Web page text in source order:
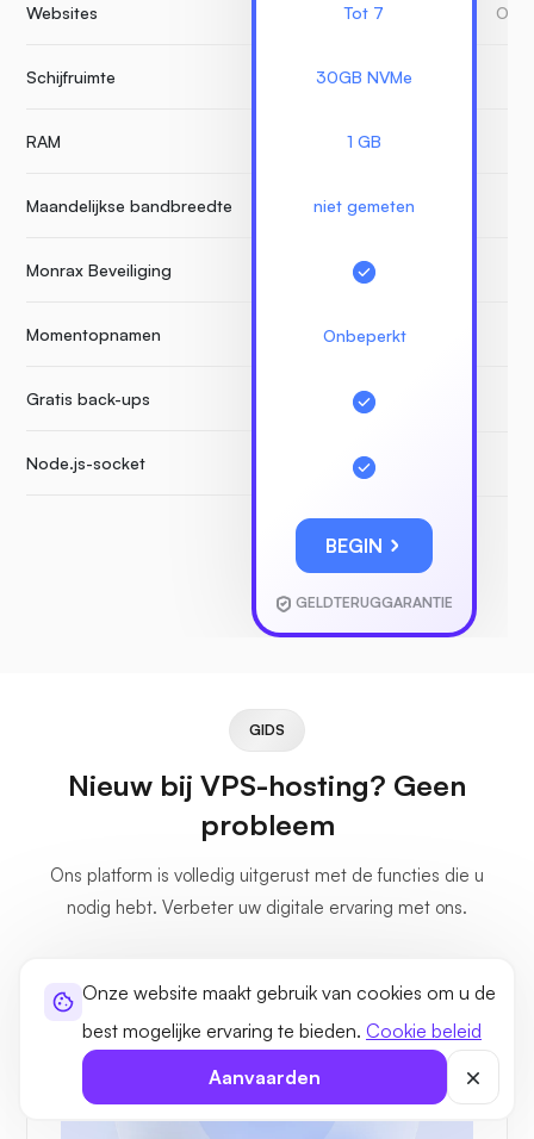
Onze website maakt gebruik van cookies om u de
best mogelijke ervaring te bieden. Cookie beleid
Aanvaarden
Websites
Schijfruimte
RAM
Maandelijkse bandbreedte
Monrax Beveiliging
Momentopnamen
Gratis back-ups
Node.js-socket
Tot 7
30GB NVMe
1 GB
niet gemeten
Onbeperkt
BEGIN
GELDTERUGGARANTIE
GIDS
Nieuw bij VPS-hosting? Geen
probleem
Ons platform is volledig uitgerust met de functies die u
nodig hebt. Verbeter uw digitale ervaring met ons.